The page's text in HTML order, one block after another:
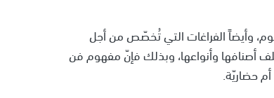
وأيضاً الفراغات التي تُخصّص من أجل
أصنافها وأنواعها، وبذلك فإنّ مفهوم فن
حضاريّة.